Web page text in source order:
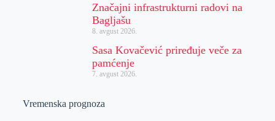
Značajni infrastrukturni radovi na
Bagljašu
8. avgust 2026.
Sasa Kovačević priređuje veče za
pamćenje
7. avgust 2026.
Vremenska prognoza